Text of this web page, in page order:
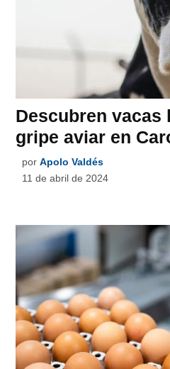
Descubren vacas
gripe aviar en
por Apolo Valdés
11 de abril de 2024